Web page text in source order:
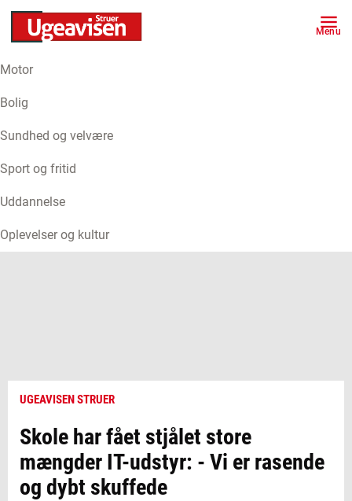
Menu
Motor
Bolig
Sundhed og velvære
Sport og fritid
Uddannelse
Oplevelser og kultur
UGEAVISEN STRUER
Skole har fået stjålet store
mængder IT-udstyr: - Vi er rasende
og dybt skuffede